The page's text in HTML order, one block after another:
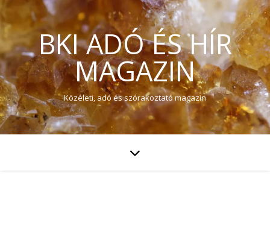
BKI ADÓ ÉS HÍR
MAGAZIN
Közéleti, adó és szórakoztató magazin